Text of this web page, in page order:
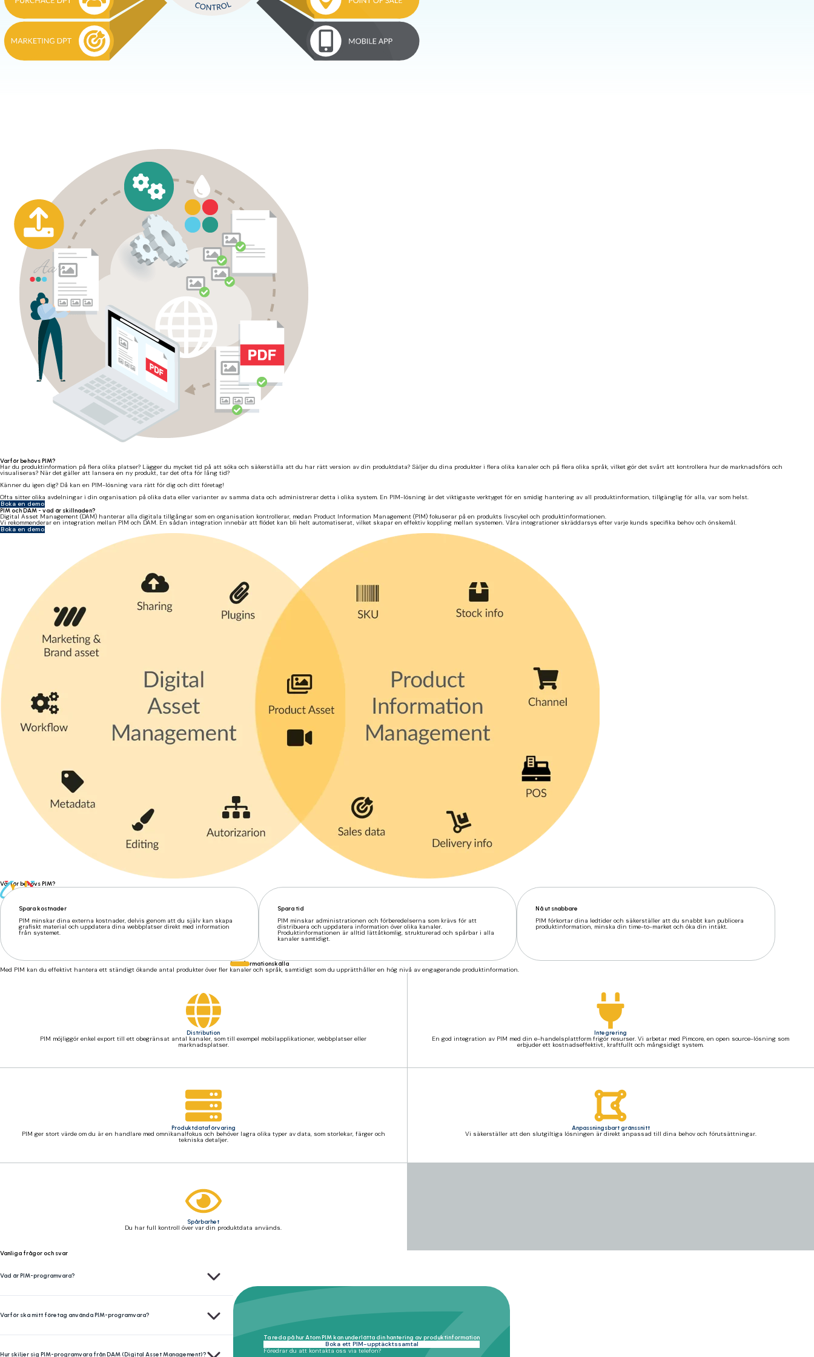
Varför behövs PIM?
Har du produktinformation på flera olika platser? Lägger du mycket tid på att söka och säkerställa att du har rätt version av din produktdata? Säljer du dina produkter i flera olika kanaler och på flera olika språk, vilket gör det svårt att kontrollera hur de marknadsförs och
visualiseras? När det gäller att lansera en ny produkt, tar det ofta för lång tid?
Känner du igen dig? Då kan en PIM-lösning vara rätt för dig och ditt företag!
Ofta sitter olika avdelningar i din organisation på olika data eller varianter av samma data och administrerar detta i olika system. En PIM-lösning är det viktigaste verktyget för en smidig hantering av all produktinformation, tillgänglig för alla, var som helst.
Boka en demo
PIM och DAM - vad är skillnaden?
Digital Asset Management (DAM) hanterar alla digitala tillgångar som en organisation kontrollerar, medan Product Information Management (PIM) fokuserar på en produkts livscykel och produktinformationen.
Vi rekommenderar en integration mellan PIM och DAM. En sådan integration innebär att flödet kan bli helt automatiserat, vilket skapar en effektiv koppling mellan systemen. Våra integrationer skräddarsys efter varje kunds specifika behov och önskemål.
Boka en demo
Varför behövs PIM?
Spara kostnader
PIM minskar dina externa kostnader, delvis genom att du själv kan skapa
grafiskt material och uppdatera dina webbplatser direkt med information
från systemet.
Spara tid
PIM minskar administrationen och förberedelserna som krävs för att
distribuera och uppdatera information över olika kanaler.
Produktinformationen är alltid lättåtkomlig, strukturerad och spårbar i alla
kanaler samtidigt.
Nå ut snabbare
PIM förkortar dina ledtider och säkerställer att du snabbt kan publicera
produktinformation, minska din time-to-market och öka din intäkt.
En informationskälla
Med PIM kan du effektivt hantera ett ständigt ökande antal produkter över fler kanaler och språk, samtidigt som du upprätthåller en hög nivå av engagerande produktinformation.
Distribution
PIM möjliggör enkel export till ett obegränsat antal kanaler, som till exempel mobilapplikationer, webbplatser eller
marknadsplatser.
Integrering
En god integration av PIM med din e-handelsplattform frigör resurser. Vi arbetar med Pimcore, en open source-lösning som
erbjuder ett kostnadseffektivt, kraftfullt och mångsidigt system.
Produktdataförvaring
PIM ger stort värde om du är en handlare med omnikanalfokus och behöver lagra olika typer av data, som storlekar, färger och
tekniska detaljer.
Anpassningsbart gränssnitt
Vi säkerställer att den slutgiltiga lösningen är direkt anpassad till dina behov och förutsättningar.
Spårbarhet
Du har full kontroll över var din produktdata används.
Vanliga frågor och svar
Vad är PIM-programvara?
PIM-programvara (Product Information Management Software) är en centraliserad plattform som hjälper företag att hantera, berika och distribuera produktdata över flera kanaler. Den säkerställer konsekvens, noggrannhet och effektivitet i hanteringen av produktinformation.
Varför ska mitt företag använda PIM-programvara?
Med hjälp av PIM-programvara kan företag effektivisera hanteringen av produktdata, minska antalet manuella fel och förkorta tiden till marknaden. Det är särskilt fördelaktigt för företag med stora produktkataloger eller distributionsstrategier för flera kanaler.
Hur skiljer sig PIM-programvara från DAM (Digital Asset Management)?
Medan PIM-programvara fokuserar på hantering av strukturerad produktdata är DAM-system utformade för att hantera rich media-tillgångar som bilder och videor. Båda kan integreras för att skapa en heltäckande strategi för innehållshantering.
Ta reda på hur Atom PIM kan underlätta din hantering av produktinformation
Boka ett PIM-upptäcktssamtal
Föredrar du att kontakta oss via telefon?